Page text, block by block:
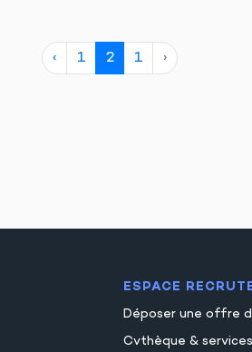
‹ 1 2 1 ›
ESPACE
Déposer une offre
Cvthèque & services